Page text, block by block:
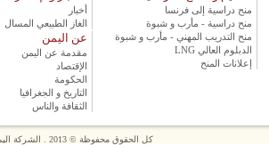
منح دراسية إلى فرنسا
منح دراسية - مأرب و شبوة
منح التدريب المهني - مأرب و شبوة
الدبلوم العالي LNG
إعلانات المنح
أخبار
الغاز الطبيعي المسال
عن اليمن
مقدمة عن اليمن
الإقتصاد
الحكومة
التاريخ و الجغرافيا
الثقافة والناس
كل الحقوق محفوظة © 2013 . الشركة اليمنية للغاز الطبيعي المسال